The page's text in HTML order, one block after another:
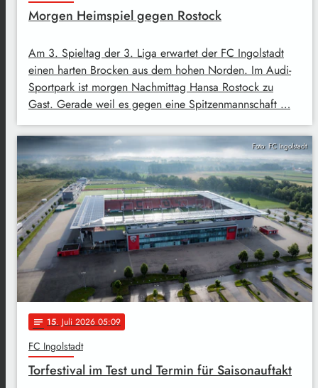
Morgen Heimspiel gegen Rostock
Am 3. Spieltag der 3. Liga erwartet der FC Ingolstadt
einen harten Brocken aus dem hohen Norden. Im Audi-
Sportpark ist morgen Nachmittag Hansa Rostock zu
Gast. Gerade weil es gegen eine Spitzenmannschaft …
Foto: FC Ingolstadt
notes 15. Juli 2026 05:09
FC Ingolstadt
Torfestival im Test und Termin für Saisonauftakt